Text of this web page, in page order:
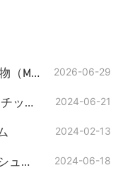
100 TPD（トン/日）の都市固形廃棄物（MSW）からRDFペレットを製造する生産ラインの主要設備 2026-06-29
スクラップエンジニアリングプラスチック用シュレッダーマシン 2024-06-21
2024-02-13
GEP ECOTECH: 中国トップ5の産業用シュレッダーマシンメーカー 2024-06-18